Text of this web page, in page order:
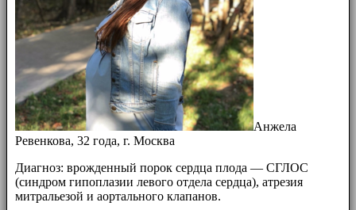
Анжела
Ревенкова, 32 года, г. Москва
Диагноз: врожденный порок сердца плода — СГЛОС
(синдром гипоплазии левого отдела сердца), атрезия
митральезой и аортального клапанов.